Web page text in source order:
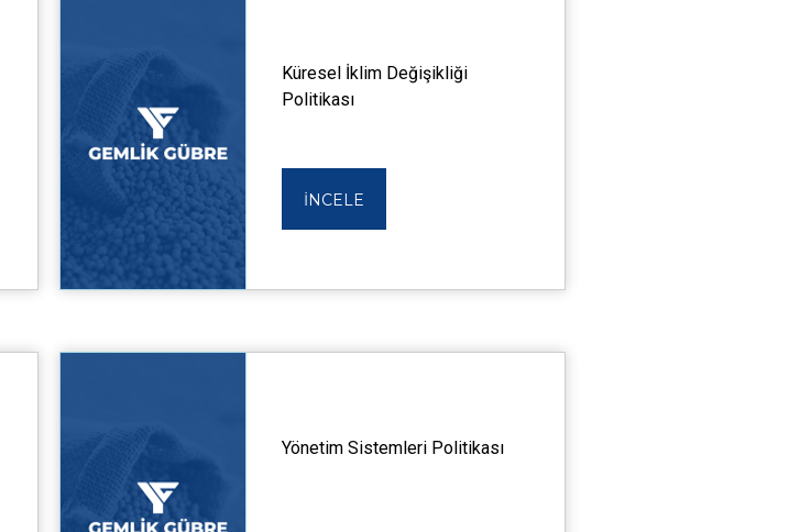
Küresel İklim Değişikliği
Politikası
İNCELE
Yönetim Sistemleri Politikası